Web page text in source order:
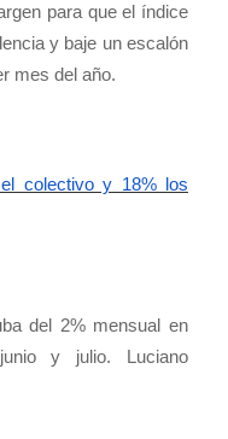
para que el índice
y baje un escalón
mes del año.
colectivo y 18% los
del 2% mensual en
y julio. Luciano